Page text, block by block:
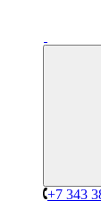
+7 343